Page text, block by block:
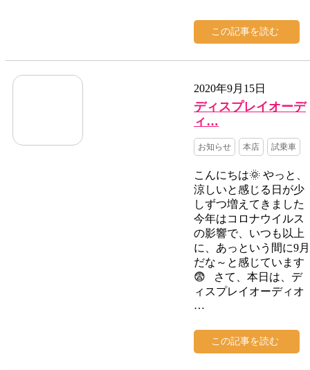
この記事を読む
2020年9月15日
ディスプレイオーデ
ィ…
お知らせ 本店 試乗車
こんにちは🌞 やっと、
涼しいと感じる日が少
しずつ増えてきました
今年はコロナウイルス
の影響で、いつも以上
に、あっという間に9月
だな～と感じています
😨 さて、本日は、デ
ィスプレイオーディオ
…
この記事を読む